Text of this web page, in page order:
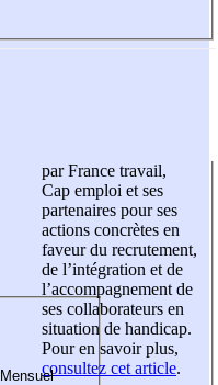
par France travail,
Cap emploi et ses
partenaires pour ses
actions concrètes en
faveur du recrutement,
de l’intégration et de
l’accompagnement de
ses collaborateurs en
situation de handicap.
Pour en savoir plus,
consultez cet article.